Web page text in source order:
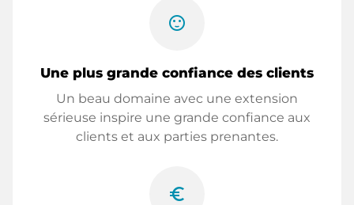
sentiment_satisfied
Une plus grande confiance des clients
Un beau domaine avec une extension
sérieuse inspire une grande confiance aux
clients et aux parties prenantes.
euro_symbol